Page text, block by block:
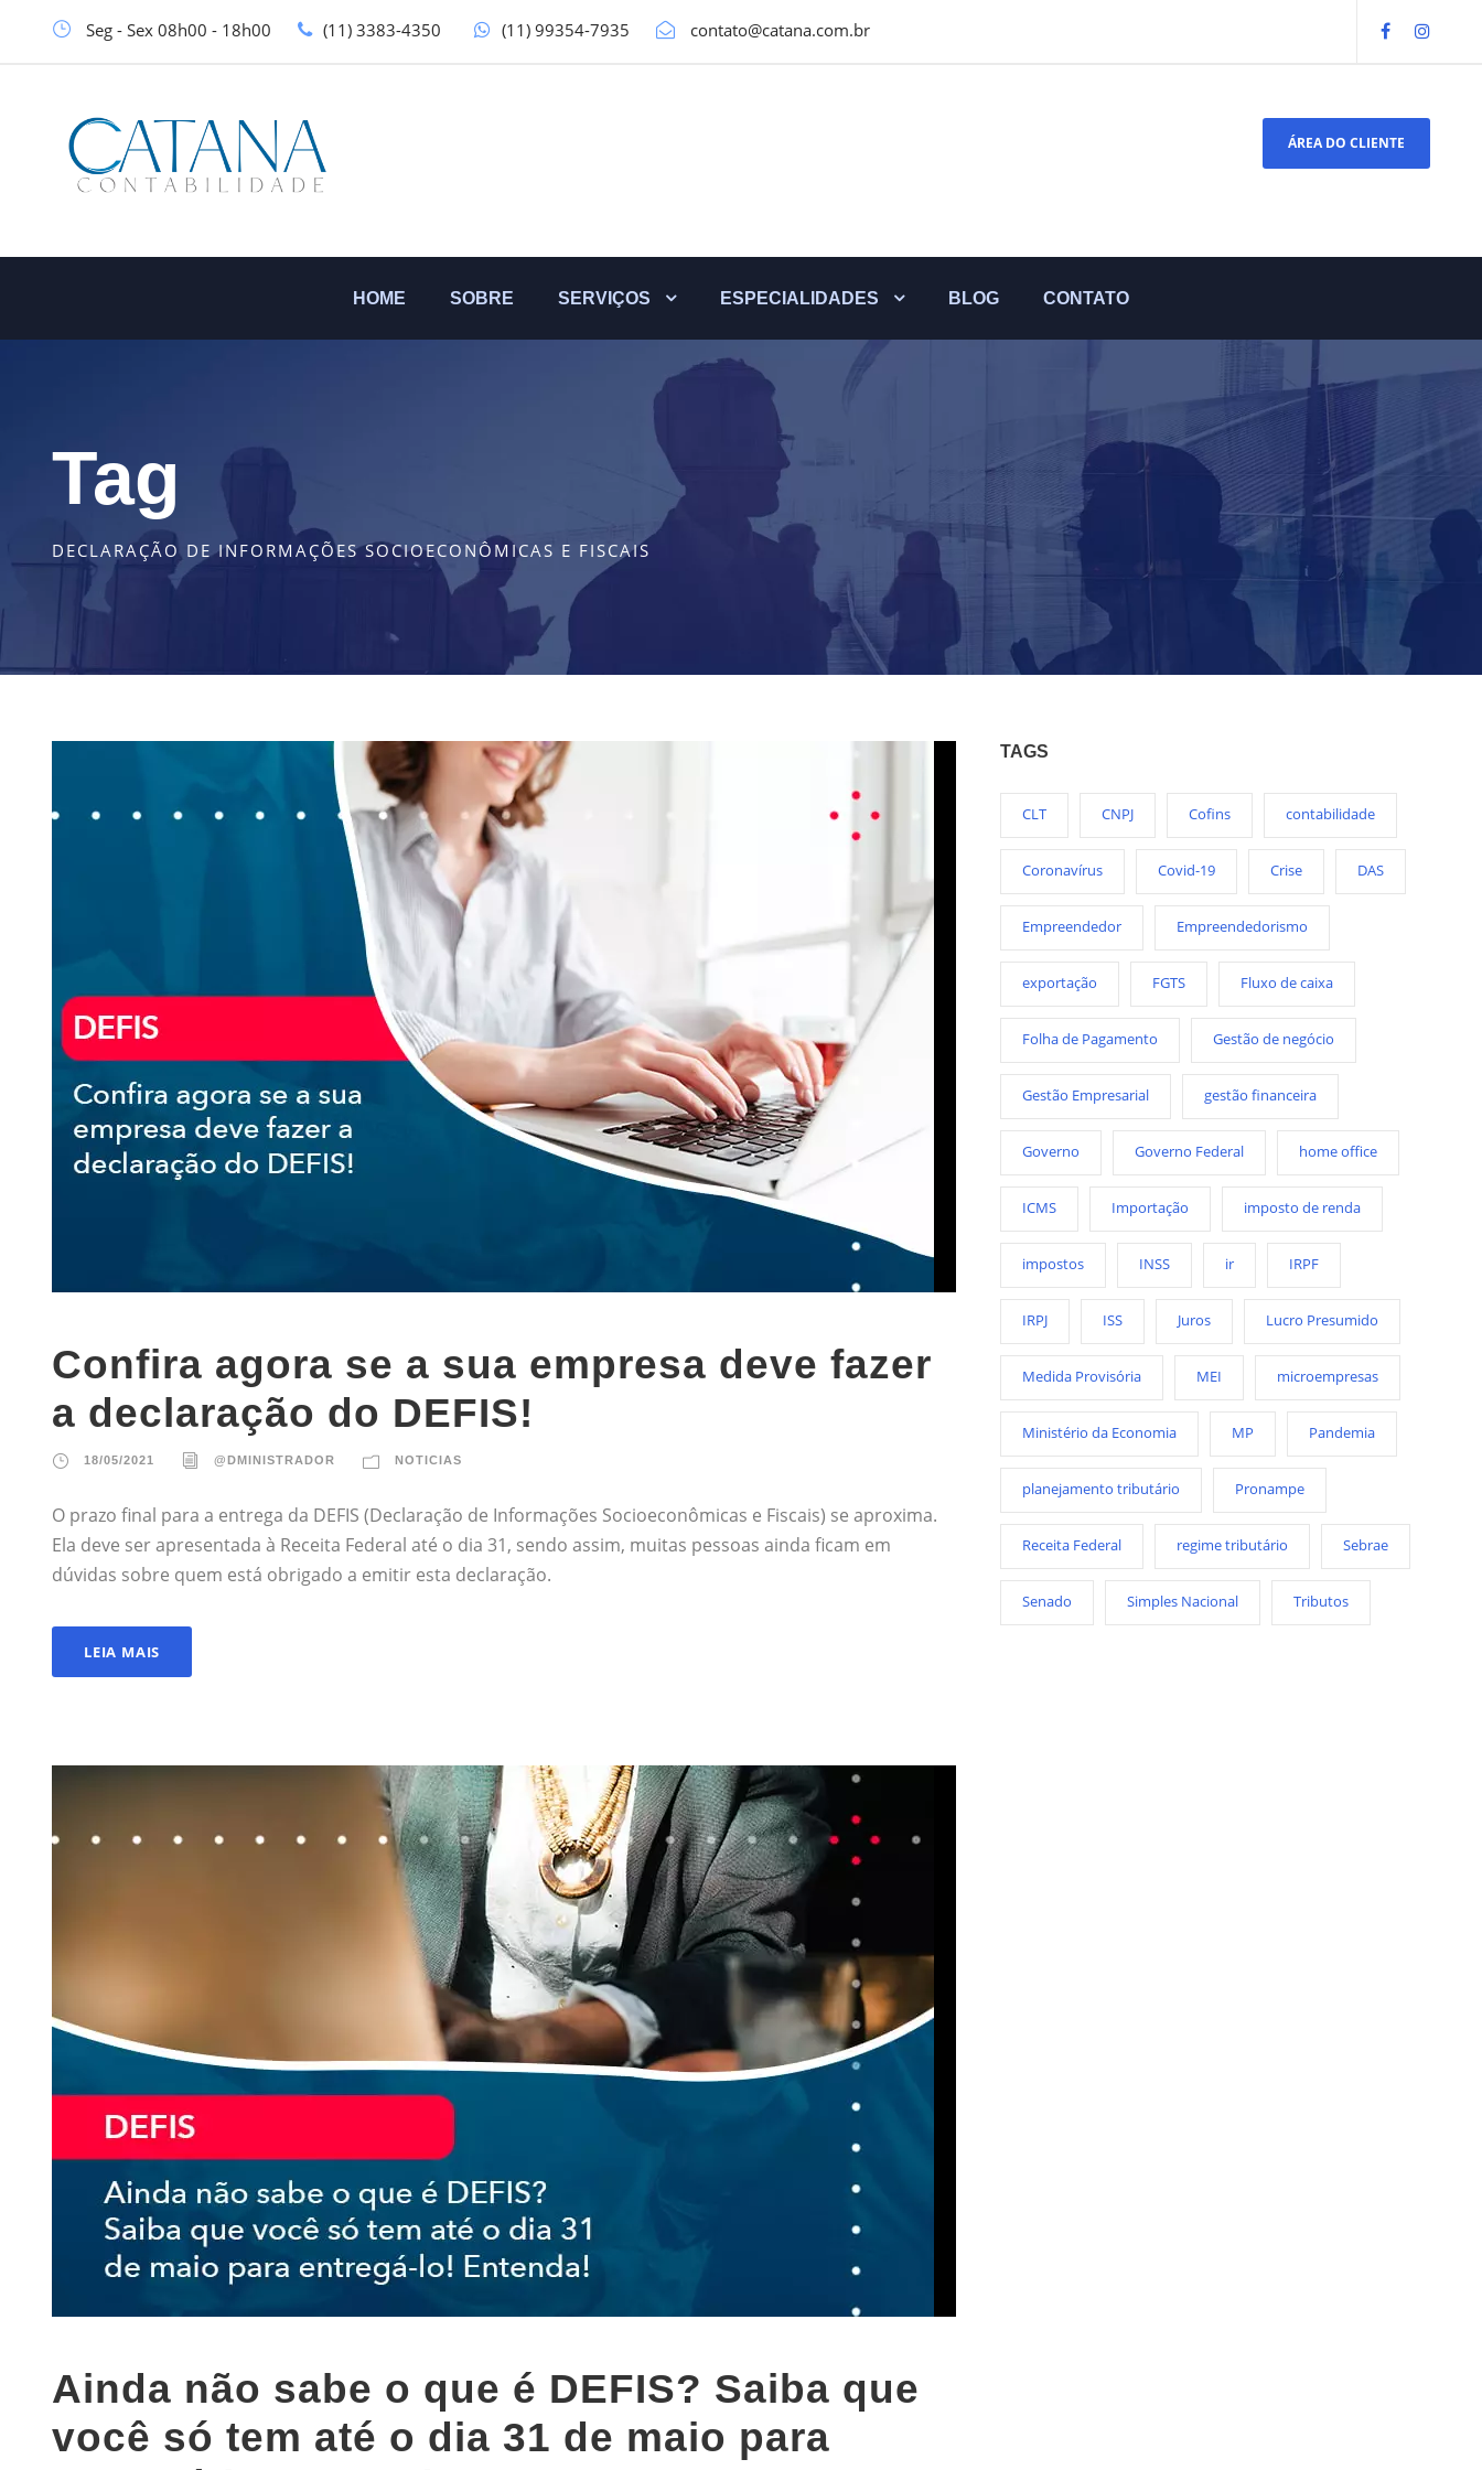
Seg - Sex 08h00 - 18h00 (11) 3383-4350 (11) 99354-7935 contato@catana.com.br
ÁREA DO CLIENTE
HOME SOBRE SERVIÇOS ESPECIALIDADES BLOG CONTATO
Tag
DECLARAÇÃO DE INFORMAÇÕES SOCIOECONÔMICAS E FISCAIS
Confira agora se a sua empresa deve fazer
a declaração do DEFIS!
18/05/2021 @DMINISTRADOR NOTICIAS
O prazo final para a entrega da DEFIS (Declaração de Informações Socioeconômicas e Fiscais) se aproxima.
Ela deve ser apresentada à Receita Federal até o dia 31, sendo assim, muitas pessoas ainda ficam em
dúvidas sobre quem está obrigado a emitir esta declaração.
LEIA MAIS
Ainda não sabe o que é DEFIS? Saiba que
você só tem até o dia 31 de maio para
TAGS
CLT CNPJ Cofins contabilidade
Coronavírus Covid-19 Crise DAS
Empreendedor Empreendedorismo
exportação FGTS Fluxo de caixa
Folha de Pagamento Gestão de negócio
Gestão Empresarial gestão financeira
Governo Governo Federal home office
ICMS Importação imposto de renda
impostos INSS ir IRPF
IRPJ ISS Juros Lucro Presumido
Medida Provisória MEI microempresas
Ministério da Economia MP Pandemia
planejamento tributário Pronampe
Receita Federal regime tributário Sebrae
Senado Simples Nacional Tributos